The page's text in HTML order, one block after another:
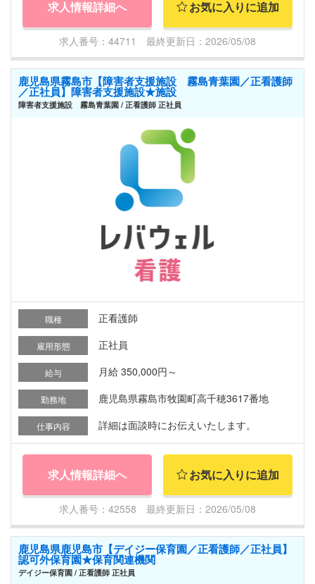
求人情報詳細へ お気に入りに追加
求人番号：44711 最終更新日：2026/05/08
鹿児島県霧島市【障害者支援施設 霧島青葉園／正看護師
／正社員】障害者支援施設★施設
障害者支援施設 霧島青葉園 / 正看護師 正社員
職種 正看護師
雇用形態 正社員
給与 月給 350,000円～
勤務地 鹿児島県霧島市牧園町高千穂3617番地
仕事内容 詳細は面談時にお伝えいたします。
求人情報詳細へ お気に入りに追加
求人番号：42558 最終更新日：2026/05/08
鹿児島県鹿児島市【デイジー保育園／正看護師／正社員】
認可外保育園★保育関連機関
デイジー保育園 / 正看護師 正社員